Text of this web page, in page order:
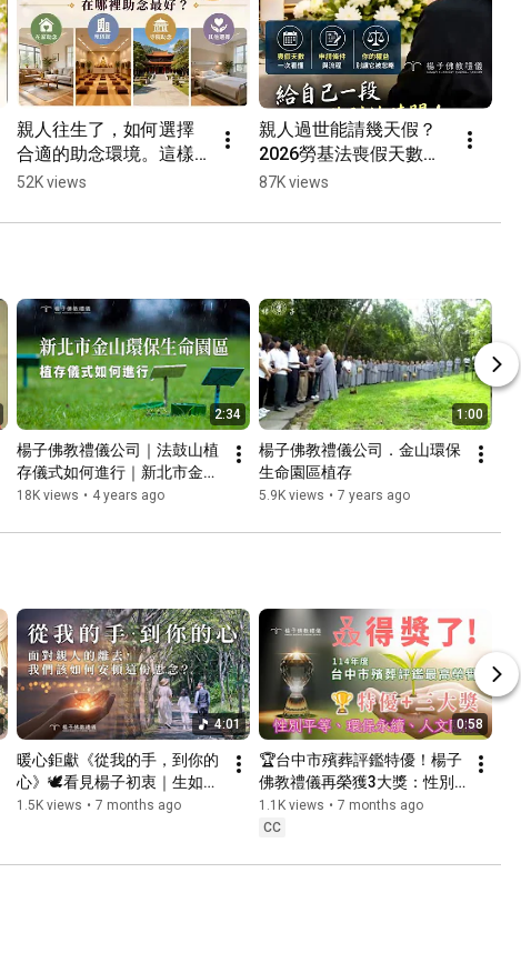
親人往生了，如何選擇
合適的助念環境。這樣
助念最圓滿‧Shorts #病
流程 #助念室 #往生安置
52K views
親人過世能請幾天假？
2026勞基法喪假天數，
勞工應得的治喪假權
別的時間‧Shorts #勞基
87K views
2:34
楊子佛教禮儀公司｜法鼓山植
存儀式如何進行｜新北市金山
環保生命園區
18K views • 4 years ago
1:00
楊子佛教禮儀公司．金山環保
生命園區植存
5.9K views • 7 years ago
4:01
暖心鉅獻《從我的手，到你的
心》🕊️看見楊子初衷｜生如夏
花之燦爛，死如秋葉之靜美🍂
延續 #楊子佛教禮儀 #殯葬業
1.5K views • 7 months ago
0:58
🏆台中市殯葬評鑑特優！楊子
佛教禮儀再榮獲3大獎：性別
平等/環保永續/人文關懷，現
代佛教葬禮首選👍 #楊子佛教
#114年 #殯葬評鑑
1.1K views • 7 months ago
CC